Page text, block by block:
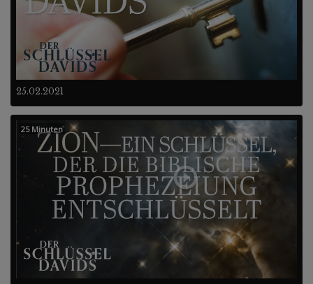
25.02.2021
25 Minuten